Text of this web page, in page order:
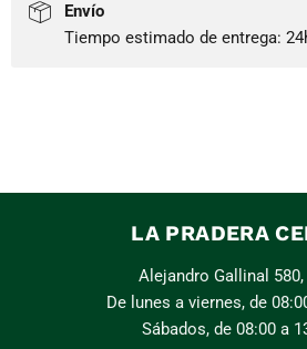
Envío
Tiempo estimado de entrega:
LA PRADERA
Alejandro Gallinal
De lunes a viernes, de
Sábados, de 08:00 a